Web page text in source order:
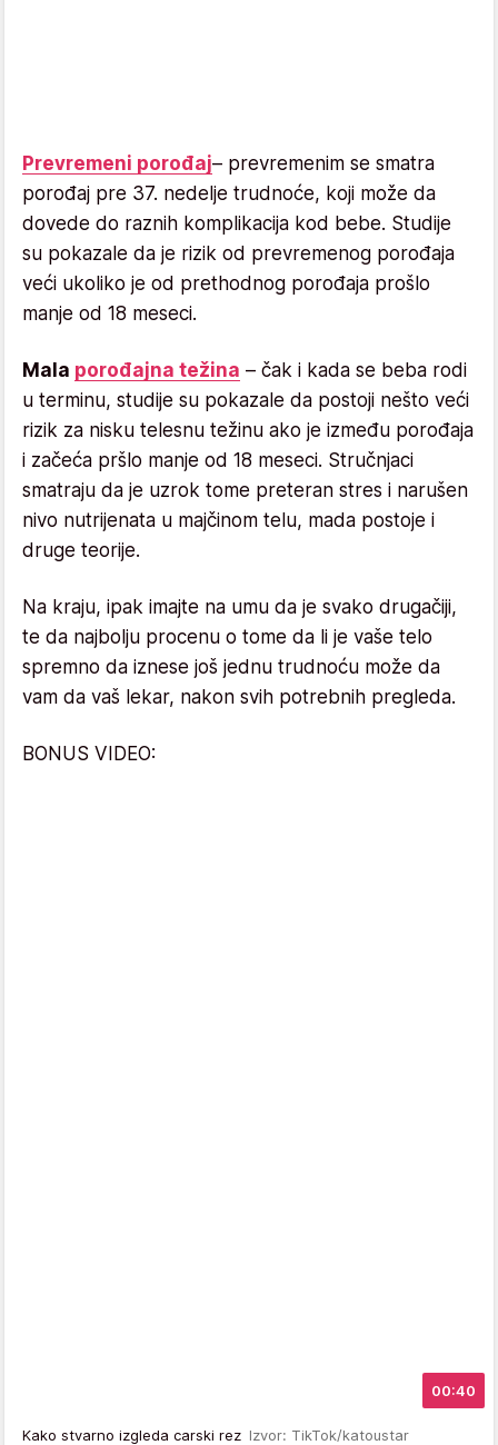
Prevremeni porođaj– prevremenim se smatra
porođaj pre 37. nedelje trudnoće, koji može da
dovede do raznih komplikacija kod bebe. Studije
su pokazale da je rizik od prevremenog porođaja
veći ukoliko je od prethodnog porođaja prošlo
manje od 18 meseci.
Mala porođajna težina – čak i kada se beba rodi
u terminu, studije su pokazale da postoji nešto veći
rizik za nisku telesnu težinu ako je između porođaja
i začeća pršlo manje od 18 meseci. Stručnjaci
smatraju da je uzrok tome preteran stres i narušen
nivo nutrijenata u majčinom telu, mada postoje i
druge teorije.
Na kraju, ipak imajte na umu da je svako drugačiji,
te da najbolju procenu o tome da li je vaše telo
spremno da iznese još jednu trudnoću može da
vam da vaš lekar, nakon svih potrebnih pregleda.
BONUS VIDEO:
00:40
Kako stvarno izgleda carski rez Izvor: TikTok/katoustar